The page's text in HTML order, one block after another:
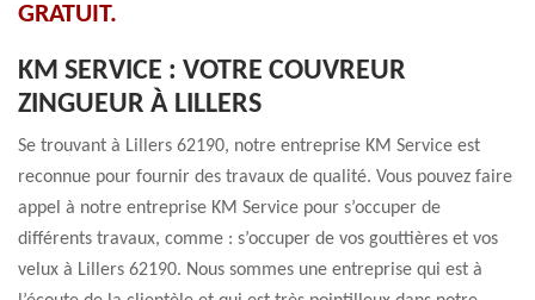
GRATUIT.
KM SERVICE : VOTRE COUVREUR
ZINGUEUR À LILLERS
Se trouvant à Lillers 62190, notre entreprise KM Service est
reconnue pour fournir des travaux de qualité. Vous pouvez faire
appel à notre entreprise KM Service pour s’occuper de
différents travaux, comme : s’occuper de vos gouttières et vos
velux à Lillers 62190. Nous sommes une entreprise qui est à